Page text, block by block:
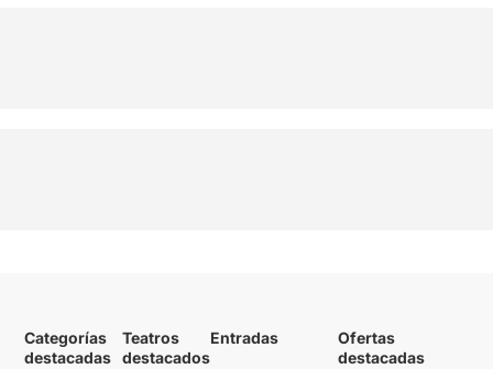
Categorías
destacadas
Teatros
destacados
Entradas
Ofertas
destacadas